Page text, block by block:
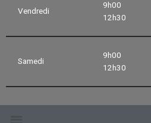
Vendredi
9h00
12h30
Samedi
9h00
12h30